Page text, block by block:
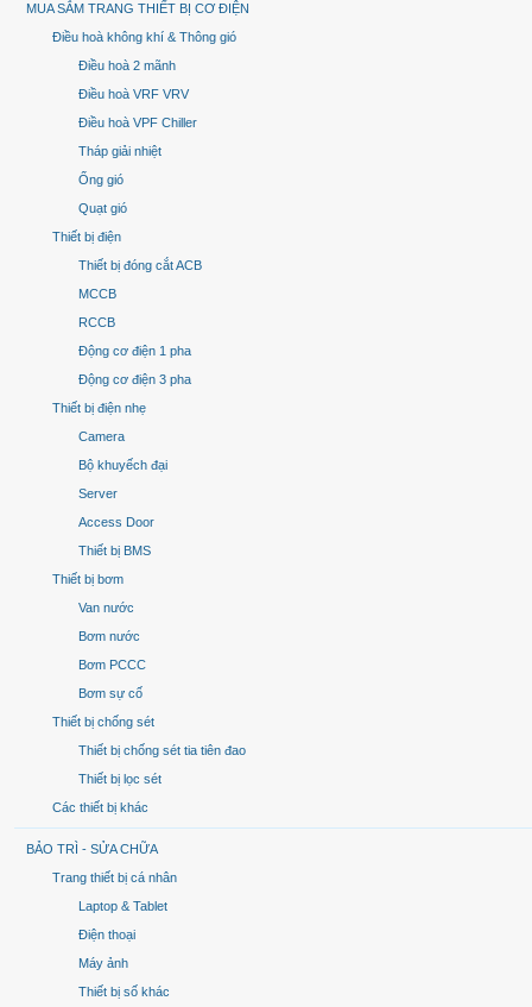
MUA SẮM TRANG THIẾT BỊ CƠ ĐIỆN
Điều hoà không khí & Thông gió
Điều hoà 2 mãnh
Điều hoà VRF VRV
Điều hoà VPF Chiller
Tháp giải nhiệt
Ống gió
Quạt gió
Thiết bị điện
Thiết bị đóng cắt ACB
MCCB
RCCB
Động cơ điện 1 pha
Động cơ điện 3 pha
Thiết bị điện nhẹ
Camera
Bộ khuyếch đại
Server
Access Door
Thiết bị BMS
Thiết bị bơm
Van nước
Bơm nước
Bơm PCCC
Bơm sự cố
Thiết bị chống sét
Thiết bị chống sét tia tiên đao
Thiết bị lọc sét
Các thiết bị khác
BẢO TRÌ - SỬA CHỮA
Trang thiết bị cá nhân
Laptop & Tablet
Điện thoại
Máy ảnh
Thiết bị số khác